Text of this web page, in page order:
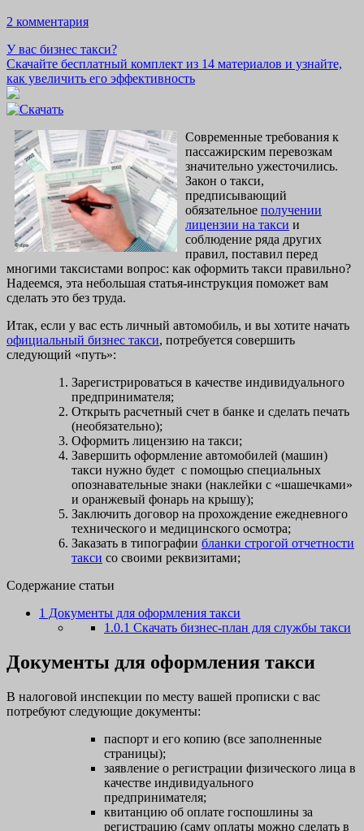
2 комментария
У вас бизнес такси?
Скачайте бесплатный комплект из 14 материалов и узнайте,
как увеличить его эффективность
Современные требования к
пассажирским перевозкам
значительно ужесточились.
Закон о такси,
предписывающий
обязательное получении
лицензии на такси и
соблюдение ряда других
правил, поставил перед
многими таксистами вопрос: как оформить такси правильно?
Надеемся, эта небольшая статья-инструкция поможет вам
сделать это без труда.
Итак, если у вас есть личный автомобиль, и вы хотите начать
официальный бизнес такси, потребуется совершить
следующий «путь»:
Зарегистрироваться в качестве индивидуального
предпринимателя;
Открыть расчетный счет в банке и сделать печать
(необязательно);
Оформить лицензию на такси;
Завершить оформление автомобилей (машин)
такси нужно будет с помощью специальных
опознавательные знаки (наклейки с «шашечками»
и оранжевый фонарь на крышу);
Заключить договор на прохождение ежедневного
технического и медицинского осмотра;
Заказать в типографии бланки строгой отчетности
такси со своими реквизитами;
Содержание статьи
1 Документы для оформления такси
1.0.1 Скачать бизнес-план для службы такси
Документы для оформления такси
В налоговой инспекции по месту вашей прописки с вас
потребуют следующие документы:
паспорт и его копию (все заполненные
страницы);
заявление о регистрации физического лица в
качестве индивидуального
предпринимателя;
квитанцию об оплате госпошлины за
регистрацию (саму оплаты можно сделать в